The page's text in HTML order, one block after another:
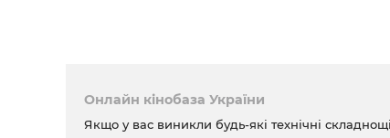
Онлайн кінобаза України
Якщо у вас виникли будь-які технічні